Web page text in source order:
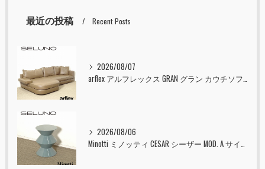
最近の投稿 Recent Posts
2026/08/07
2026/08/06